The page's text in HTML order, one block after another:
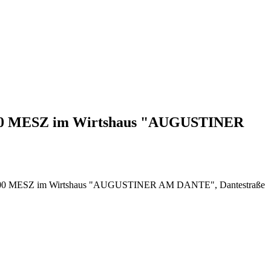
MESZ im Wirtshaus "AUGUSTINER
MESZ im Wirtshaus "AUGUSTINER AM DANTE", Dantestraße